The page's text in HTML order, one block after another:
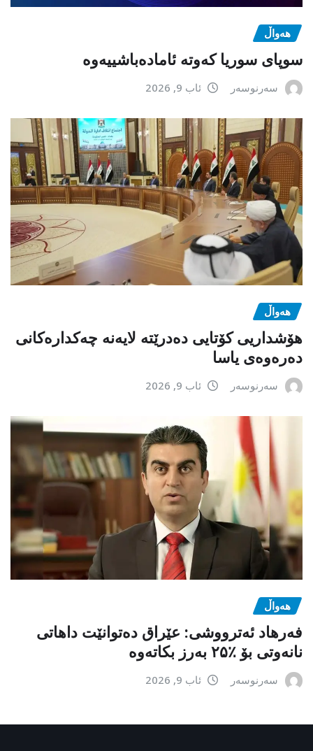
هەواڵ
سوپای سوریا کەوتە ئامادەباشییەوە
سەرنوسەر ئاب 9, 2026
هەواڵ
هۆشداریی کۆتایی دەدرێتە لایەنە چەکدارەکانی
دەرەوەی یاسا
سەرنوسەر ئاب 9, 2026
هەواڵ
فەرهاد ئەترووشی: عێراق دەتوانێت داهاتی
نانەوتی بۆ ٪۲۵ بەرز بکاتەوە
سەرنوسەر ئاب 9, 2026